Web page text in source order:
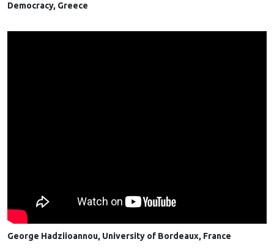
Democracy, Greece
George Hadziioannou, University of Bordeaux, France